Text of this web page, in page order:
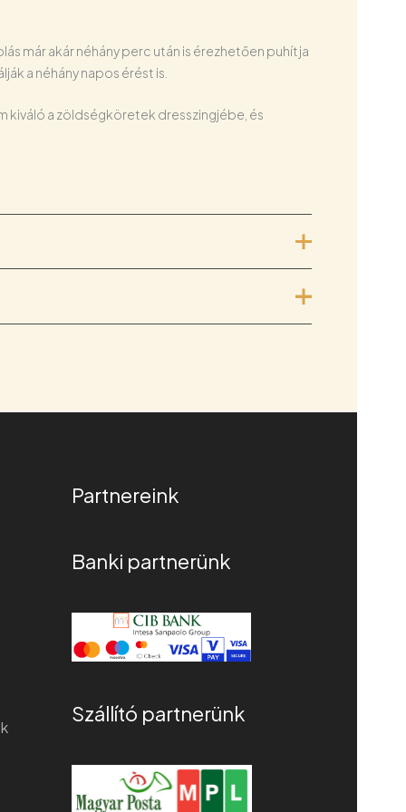
már akár néhány perc után is érezhetően puhítja
a néhány napos érést is.
kiváló a zöldségköretek dresszingjébe, és
almaceteit használjuk.
szerint készülő kézműves termék.
Partnereink
Banki partnerünk
Szállító partnerünk